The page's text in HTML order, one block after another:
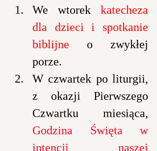
We wtorek katecheza
dla dzieci i spotkanie
biblijne o zwykłej
porze.
W czwartek po liturgii,
z okazji Pierwszego
Godzina Święta w
intencji naszej